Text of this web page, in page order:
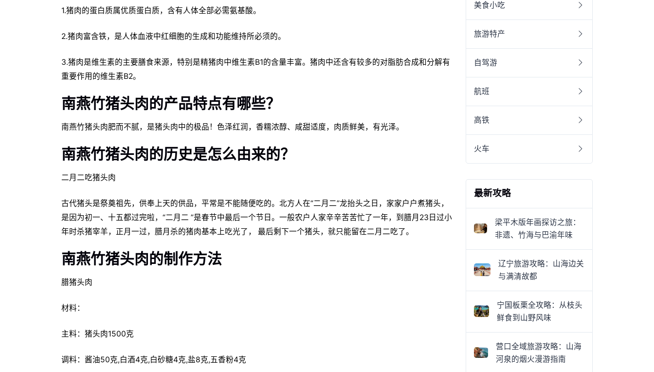
1.猪肉的蛋白质属优质蛋白质，含有人体全部必需氨基酸。
2.猪肉富含铁，是人体血液中红细胞的生成和功能维持所必须的。
3.猪肉是维生素的主要膳食来源，特别是精猪肉中维生素B1的含量丰富。猪肉中还含有较多的对脂肪合成和分解有
重要作用的维生素B2。
南燕竹猪头肉的产品特点有哪些？
南燕竹猪头肉肥而不腻，是猪头肉中的极品！色泽红润，香糯浓醇、咸甜适度，肉质鲜美，有光泽。
南燕竹猪头肉的历史是怎么由来的？
二月二吃猪头肉
古代猪头是祭奠祖先，供奉上天的供品，平常是不能随便吃的。北方人在“二月二”龙抬头之日，家家户户煮猪头，
是因为初一、十五都过完啦，“二月二 ”是春节中最后一个节日。一般农户人家辛辛苦苦忙了一年，到腊月23日过小
年时杀猪宰羊，正月一过，腊月杀的猪肉基本上吃光了， 最后剩下一个猪头，就只能留在二月二吃了。
南燕竹猪头肉的制作方法
腊猪头肉
材料：
主料：猪头肉1500克
调料：酱油50克,白酒4克,白砂糖4克,盐8克,五香粉4克
美食小吃
旅游特产
自驾游
航班
高铁
火车
最新攻略
梁平木版年画探访之旅：
非遗、竹海与巴渝年味
辽宁旅游攻略：山海边关
与满清故都
宁国板栗全攻略：从枝头
鲜食到山野风味
营口全域旅游攻略：山海
河泉的烟火漫游指南